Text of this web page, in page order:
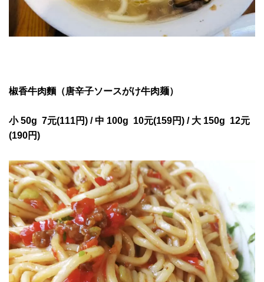
椒香牛肉麵（唐辛子ソースがけ牛肉麺）
小 50g 7元(111円) / 中 100g 10元(159円) /大 150g 12元
(190円)